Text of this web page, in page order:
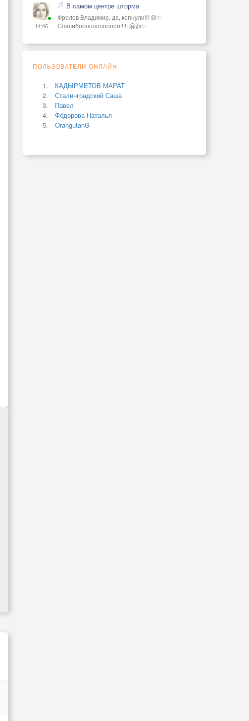
14:46
В самом центре шторма
Фролов Владимир, да, копнули!!! 😃✨
Спасибоооооооооооо!!!!! 🤗👍✨
ПОЛЬЗОВАТЕЛИ ОНЛАЙН
КАДЫРМЕТОВ МАРАТ
Сталинградский Саша
Павел
Фёдорова Наталья
OrangutanG